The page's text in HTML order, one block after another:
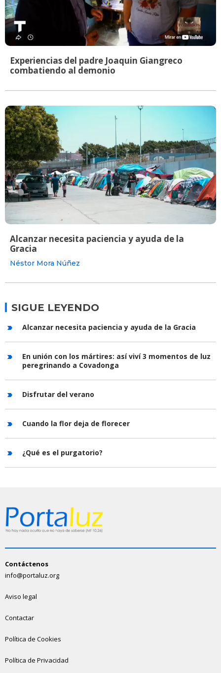
Experiencias del padre Joaquin Giangreco
combatiendo al demonio
Alcanzar necesita paciencia y ayuda de la
Gracia
Néstor Mora Núñez
SIGUE LEYENDO
Alcanzar necesita paciencia y ayuda de la Gracia
En unión con los mártires: así viví 3 momentos de luz
peregrinando a Covadonga
Disfrutar del verano
Cuando la flor deja de florecer
¿Qué es el purgatorio?
Contáctenos
info@portaluz.org
Aviso legal
Contactar
Política de Cookies
Política de Privacidad